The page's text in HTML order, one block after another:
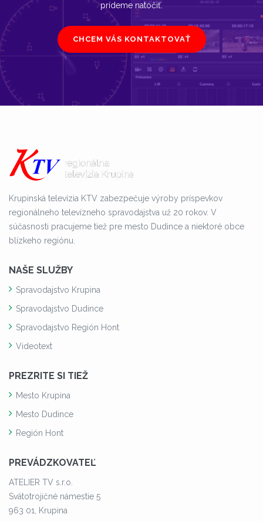
prídeme natočiť.
CHCEM VÁS KONTAKTOVAŤ
Krupinská televízia KTV zabezpečuje výroby príspevkov
regionálneho televízneho spravodajstva už 20 rokov. V
súčasnosti pracujeme tiež pre mesto Dudince a niektoré obce
blízkeho regiónu.
NAŠE SLUŽBY
Spravodajstvo Krupina
Spravodajstvo Dudince
Spravodajstvo Región Hont
Videotext
PREZRITE SI TIEŽ
Mesto Krupina
Mesto Dudince
Región Hont
PREVÁDZKOVATEĽ
ATELIER TV s.r.o.
Svätotrojičné námestie 5
963 01, Krupina